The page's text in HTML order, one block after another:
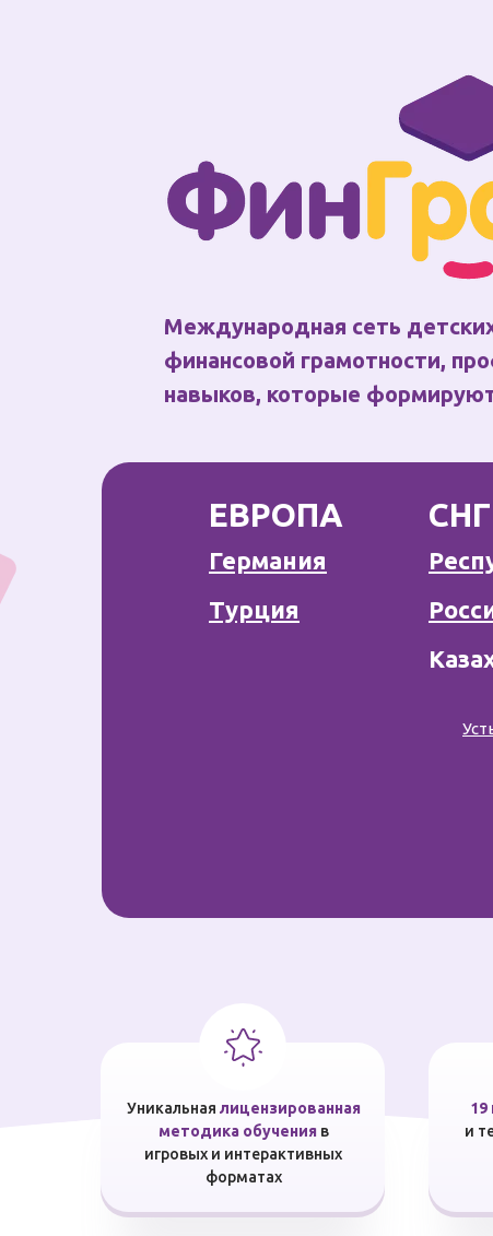
Международная сеть
финансовой грамотности,
навыков, которые
ЕВРОПА
Германия
СНГ
Турция
Уникальная лицензированная
методика обученияв
игровых и интерактивных
форматах
и